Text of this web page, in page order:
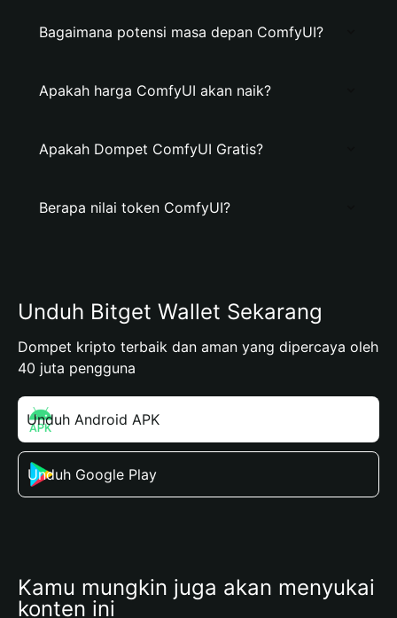
Bagaimana potensi masa depan ComfyUI?
Apakah harga ComfyUI akan naik?
Apakah Dompet ComfyUI Gratis?
Berapa nilai token ComfyUI?
Unduh Bitget Wallet Sekarang
Dompet kripto terbaik dan aman yang dipercaya oleh
40 juta pengguna
Unduh Android APK
Unduh Google Play
Kamu mungkin juga akan menyukai
konten ini